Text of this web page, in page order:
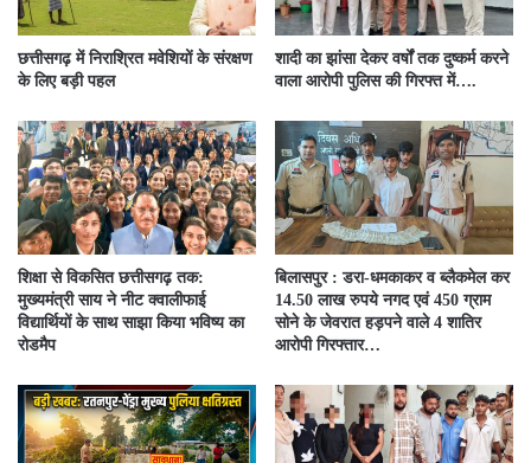
छत्तीसगढ़ में निराश्रित मवेशियों के संरक्षण
के लिए बड़ी पहल
शादी का झांसा देकर वर्षों तक दुष्कर्म करने
वाला आरोपी पुलिस की गिरफ्त में….
शिक्षा से विकसित छत्तीसगढ़ तक:
मुख्यमंत्री साय ने नीट क्वालीफाई
विद्यार्थियों के साथ साझा किया भविष्य का
रोडमैप
बिलासपुर : डरा-धमकाकर व ब्लैकमेल कर
14.50 लाख रुपये नगद एवं 450 ग्राम
सोने के जेवरात हड़पने वाले 4 शातिर
आरोपी गिरफ्तार…